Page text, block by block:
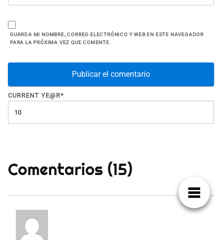
GUARDA MI NOMBRE, CORREO ELECTRÓNICO Y WEB EN ESTE NAVEGADOR
PARA LA PRÓXIMA VEZ QUE COMENTE.
CURRENT YE@R*
Comentarios (15)